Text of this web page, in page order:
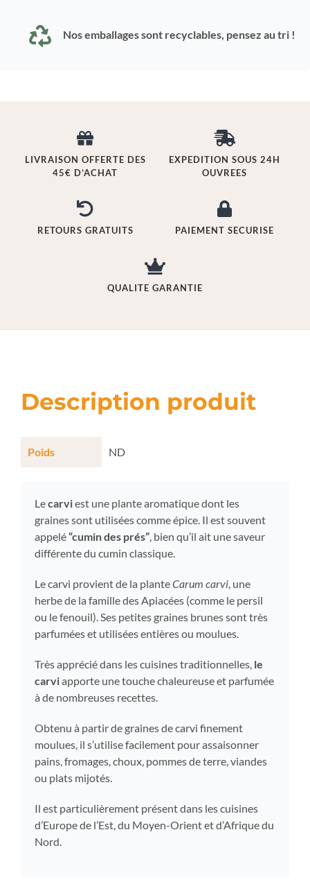
Nos emballages sont recyclables, pensez au tri !
LIVRAISON OFFERTE DES
45€ D’ACHAT
EXPEDITION SOUS 24H
OUVREES
RETOURS GRATUITS PAIEMENT SECURISE
QUALITE GARANTIE
Description produit
Poids ND
Lecarviest une plante aromatique dont les
graines sont utilisées comme épice. Il est souvent
appelé“cumin des prés”, bien qu’il ait une saveur
différente du cumin classique.
Le carvi provient de la planteCarum carvi, une
herbe de la famille des Apiacées (comme le persil
ou le fenouil). Ses petites graines brunes sont très
parfumées et utilisées entières ou moulues.
Très apprécié dans les cuisines traditionnelles, le
carviapporte une touche chaleureuse et parfumée
à de nombreuses recettes.
Obtenu à partir de graines de carvi finement
moulues, il s’utilise facilement pour assaisonner
pains, fromages, choux, pommes de terre, viandes
ou plats mijotés.
Il est particulièrement présent dans les cuisines
d’Europe de l’Est, du Moyen-Orient et d’Afrique du
Nord.